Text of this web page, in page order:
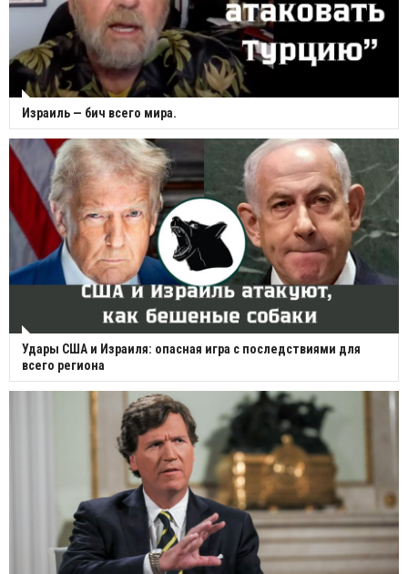
Израиль — бич всего мира.
Удары США и Израиля: опасная игра с последствиями для
всего региона